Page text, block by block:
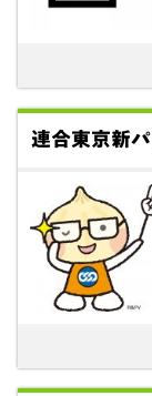
連合東京新